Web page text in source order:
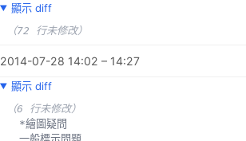
+
  惡意繪圖
（1 行未修改）
  新手繪誤
顯示 diff
（72 行未修改）
2014-07-28 14:02 – 14:27
顯示 diff
（6 行未修改）
  *繪圖疑問